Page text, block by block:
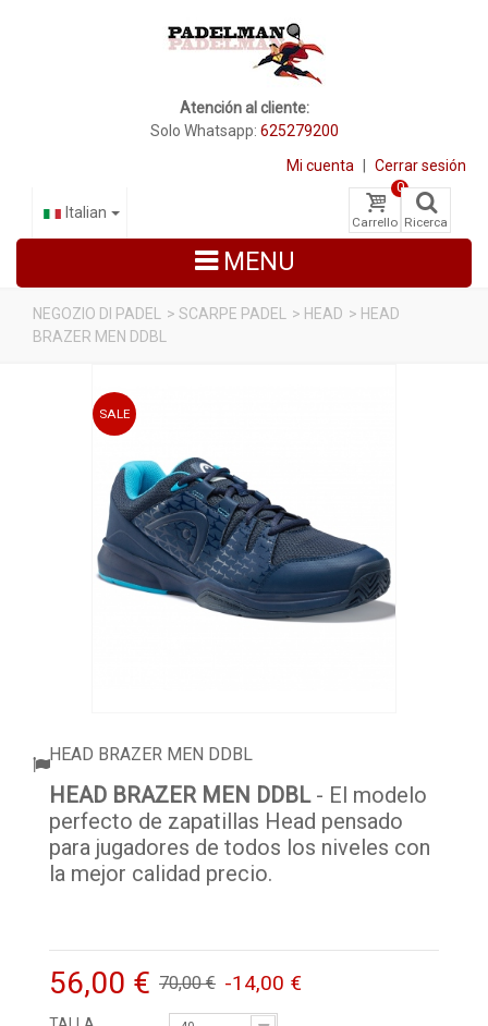
Atención al cliente:
Solo Whatsapp: 625279200
Mi cuenta Cerrar sesión
Carrello
0
Ricerca
Italian
MENU
SCARPE PADEL
ABBIGLIAMENTO
NEGOZIO DI PADEL > SCARPE PADEL > HEAD > HEAD
BRAZER MEN DDBL
SALE
HEAD BRAZER MEN DDBL
HEAD BRAZER MEN DDBL- El modelo
perfecto de zapatillas Head pensado
para jugadores de todos los niveles con
la mejor calidad precio.
56,00 € 70,00 € -14,00 €